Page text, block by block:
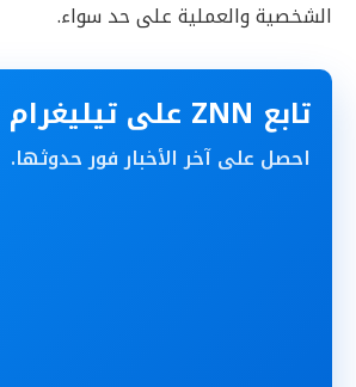
الشخصية والعملية على حد سواء.
تابع ZNN على تيليغرام
احصل على آخر الأخبار فور حدوثها.